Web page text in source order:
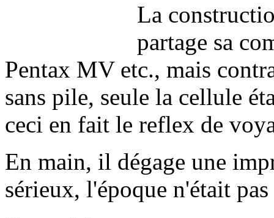
La
partage sa
Pentax MV etc., mais
sans pile, seule la cellule
ceci en fait le reflex de
En main, il dégage une
sérieux, l'époque n'était